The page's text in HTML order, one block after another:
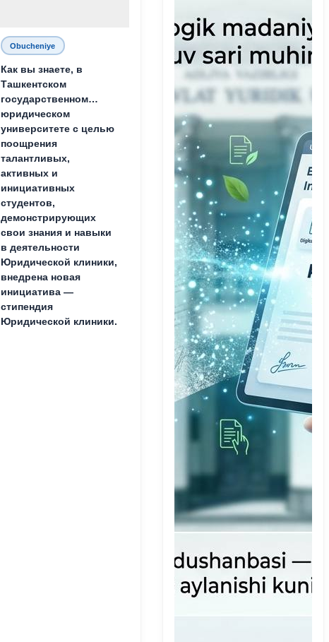
Obucheniye
Как вы знаете, в
Ташкентском
государственном
юридическом
университете с целью
поощрения
талантливых,
активных и
инициативных
студентов,
демонстрирующих
свои знания и навыки
в деятельности
Юридической клиники,
внедрена новая
инициатива —
стипендия
Юридической клиники.